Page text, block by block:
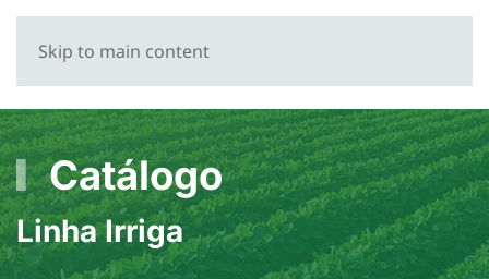
Skip to main content
Catálogo
Linha Irriga